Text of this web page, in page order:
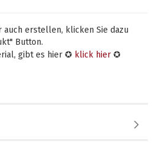
auch erstellen, klicken Sie dazu
Button.
gibt es hier ✪ klick hier ✪